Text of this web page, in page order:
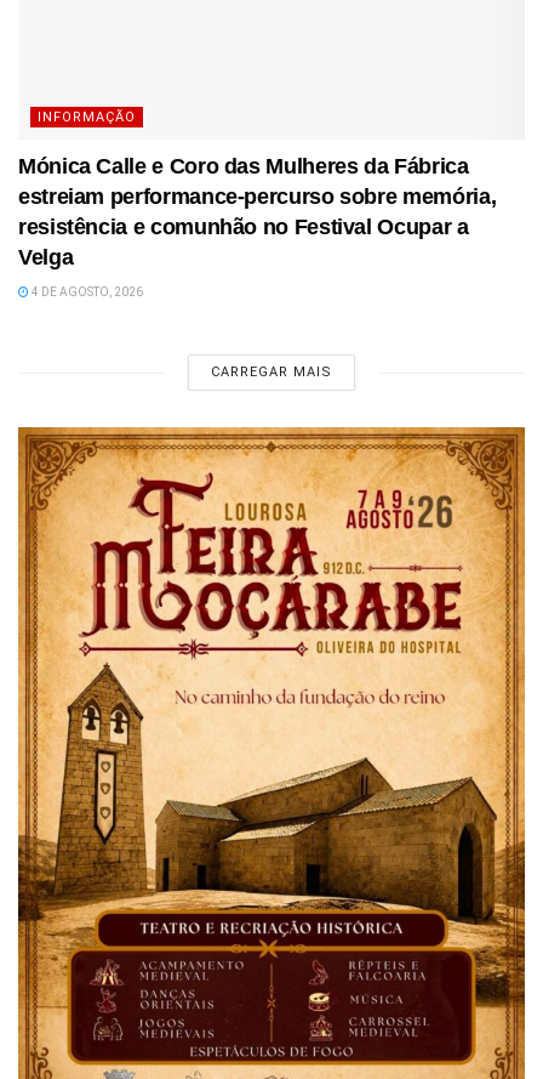
INFORMAÇÃO
Mónica Calle e Coro das Mulheres da Fábrica
estreiam performance-percurso sobre memória,
resistência e comunhão no Festival Ocupar a
Velga
4 DE AGOSTO, 2026
CARREGAR MAIS